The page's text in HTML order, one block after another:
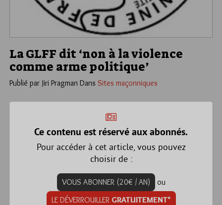
La GLFF dit ‘non à la violence
comme arme politique’
Publié par Jiri Pragman Dans Sites maçonniques
Ce contenu est réservé aux abonnés.
Pour accéder à cet article, vous pouvez
choisir de :
VOUS ABONNER (20€ / AN)
ou
LE DÉVERROUILLER GRATUITEMENT*